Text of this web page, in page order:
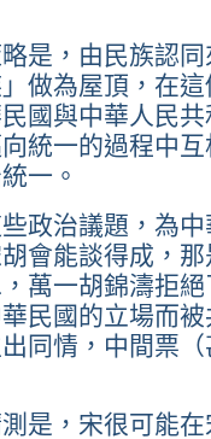
是，由民族認
做為屋頂，在
國與中華人民
統一的過程中
一。
政治議題，為
會能談得成，
萬一胡錦濤拒
民國的立場而
同情，中間票
是，宋很可能